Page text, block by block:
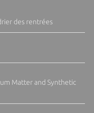
des rentrées
Matter and Synthetic